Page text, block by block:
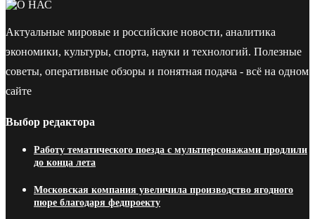
Актуальные мировые и российские новости, аналитика
экономики, культуры, спорта, науки и технологий. Полезные
советы, оперативные обзоры и понятная подача - всё на одном
сайте
Выбор редактора
Работу тематического поезда с мультперсонажами продлили
до конца лета
Московская компания увеличила производство ягодного
пюре благодаря федпроекту